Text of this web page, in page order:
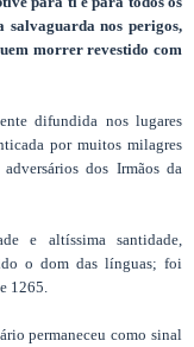
salvaguarda nos perigos,
morrer revestido com
difundida nos lugares
por muitos milagres
dos Irmãos da
e altíssima santidade,
o dom das línguas; foi
1265.
permaneceu como sinal